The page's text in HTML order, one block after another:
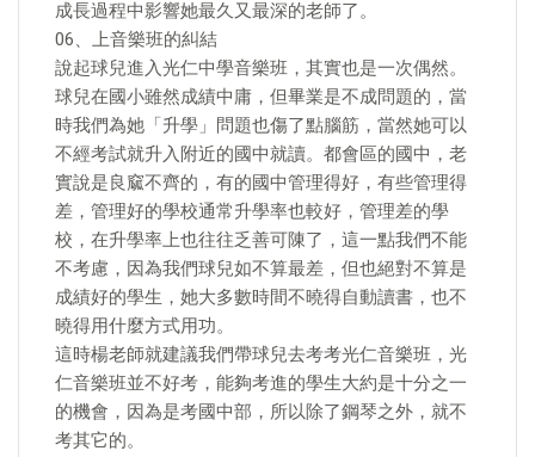
成長過程中影響她最久又最深的老師了。
06、上音樂班的糾結
說起球兒進入光仁中學音樂班，其實也是一次偶然。
球兒在國小雖然成績中庸，但畢業是不成問題的，當
時我們為她「升學」問題也傷了點腦筋，當然她可以
不經考試就升入附近的國中就讀。都會區的國中，老
實說是良窳不齊的，有的國中管理得好，有些管理得
差，管理好的學校通常升學率也較好，管理差的學
校，在升學率上也往往乏善可陳了，這一點我們不能
不考慮，因為我們球兒如不算最差，但也絕對不算是
成績好的學生，她大多數時間不曉得自動讀書，也不
曉得用什麼方式用功。
這時楊老師就建議我們帶球兒去考考光仁音樂班，光
仁音樂班並不好考，能夠考進的學生大約是十分之一
的機會，因為是考國中部，所以除了鋼琴之外，就不
考其它的。